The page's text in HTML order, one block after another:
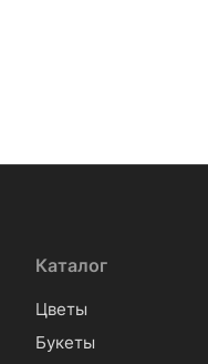
Каталог
Цветы
Букеты